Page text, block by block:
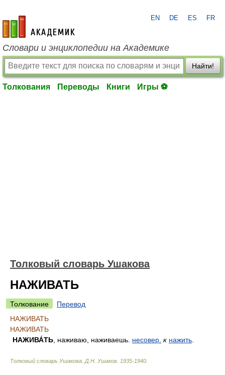
academic.ru
EN DE ES FR
Словари и энциклопедии на Академике
Найти!
Толкования Переводы Книги Игры ⚽
Толковый словарь Ушакова
НАЖИВАТЬ
Толкование
Перевод
НАЖИВАТЬ
НАЖИВАТЬ
НАЖИВА́ТЬ , наживаю, наживаешь. несовер. к нажить
Толковый словарь Ушакова Д.Н. Ушаков. 1935-1940